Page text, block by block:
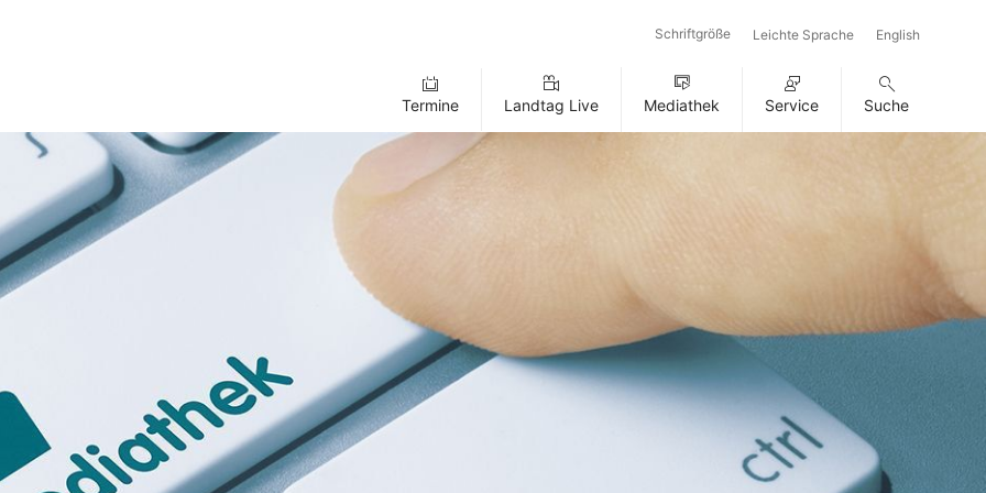
Schriftgröße Leichte Sprache English
Termine Landtag Live Mediathek Service Suche